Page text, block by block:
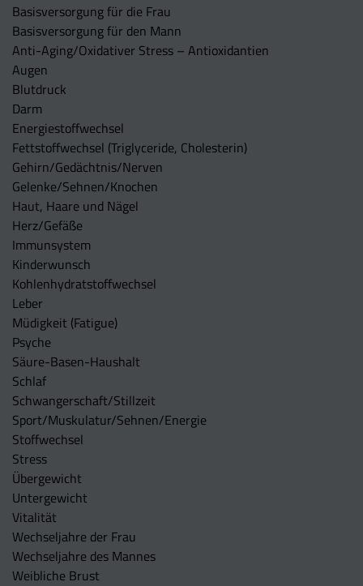
Basisversorgung für die Frau
Basisversorgung für den Mann
Anti-Aging/Oxidativer Stress – Antioxidantien
Augen
Blutdruck
Darm
Energiestoffwechsel
Fettstoffwechsel (Triglyceride, Cholesterin)
Gehirn/Gedächtnis/Nerven
Gelenke/Sehnen/Knochen
Haut, Haare und Nägel
Herz/Gefäße
Immunsystem
Kinderwunsch
Kohlenhydratstoffwechsel
Leber
Müdigkeit (Fatigue)
Psyche
Säure-Basen-Haushalt
Schlaf
Schwangerschaft/Stillzeit
Sport/Muskulatur/Sehnen/Energie
Stoffwechsel
Stress
Übergewicht
Untergewicht
Vitalität
Wechseljahre der Frau
Wechseljahre des Mannes
Weibliche Brust